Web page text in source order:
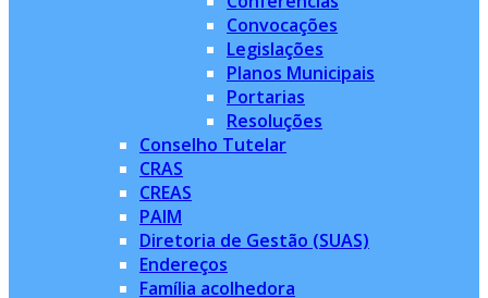
Convocações
Legislações
Planos Municipais
Portarias
Resoluções
Conselho Tutelar
CRAS
CREAS
PAIM
Diretoria de Gestão (SUAS)
Endereços
Família acolhedora